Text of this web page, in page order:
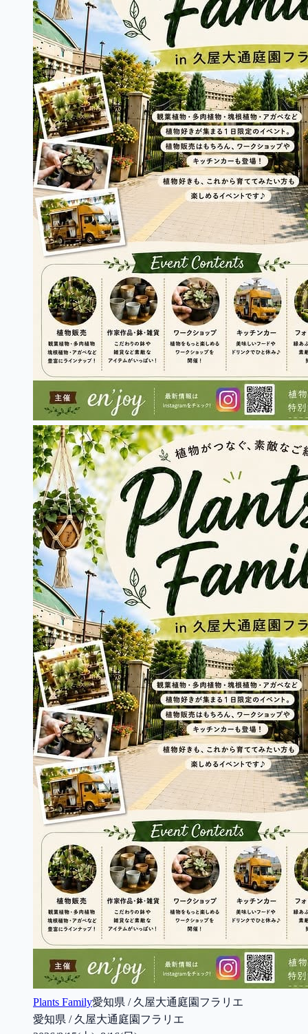
Plants Family愛知県 / 久屋大通庭園フラリエ
愛知県 / 久屋大通庭園フラリエ